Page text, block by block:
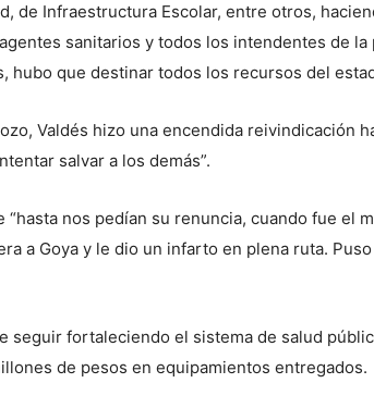
de Infraestructura Escolar, entre otros,
sanitarios y todos los intendentes de
hubo que destinar todos los recursos del
Valdés hizo una encendida reivindicación
salvar a los demás”.
nos pedían su renuncia, cuando fue el
a Goya y le dio un infarto en plena ruta.
seguir fortaleciendo el sistema de salud
de pesos en equipamientos entregados.